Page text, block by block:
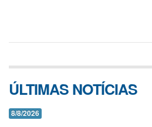
ÚLTIMAS NOTÍCIAS
8/8/2026